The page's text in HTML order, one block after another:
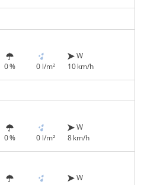
0 % 0 l/m²
W
10 km/h
0 % 0 l/m²
W
8 km/h
W